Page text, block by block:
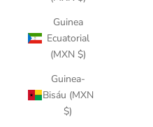
Guinea
Ecuatorial
(MXN $)
Guinea-
Bisáu (MXN
$)